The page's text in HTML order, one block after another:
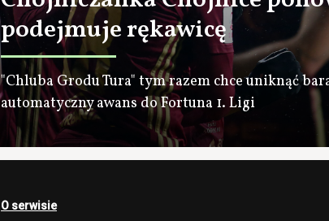
podejmuje rękawicę
"Chluba Grodu Tura" tym razem chce uniknąć
automatyczny awans do Fortuna 1. Ligi
O serwisie